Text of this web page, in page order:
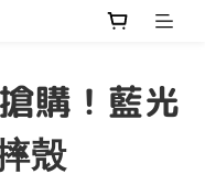
購！藍光
殼